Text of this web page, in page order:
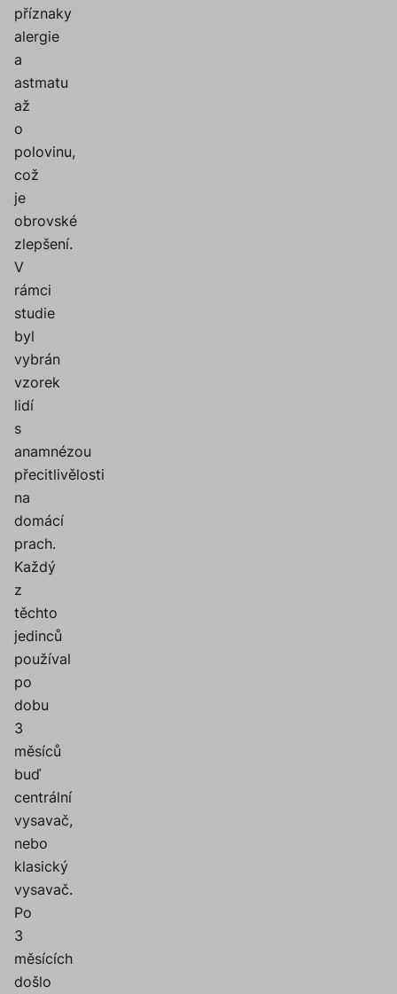
příznaky
alergie
a
astmatu
až
o
polovinu,
což
je
obrovské
zlepšení.
V
rámci
studie
byl
vybrán
vzorek
lidí
s
anamnézou
přecitlivělosti
na
domácí
prach.
Každý
z
těchto
jedinců
používal
po
dobu
3
měsíců
buď
centrální
vysavač,
nebo
klasický
vysavač.
Po
3
měsících
došlo